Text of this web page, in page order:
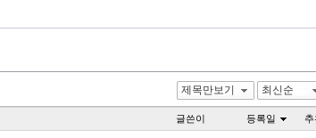
제목만보기 최신순
글쓴이 등록일 추